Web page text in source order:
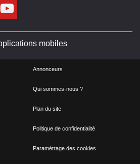
mobiles
Annonceurs
Qui sommes-nous ?
Plan du site
Politique de confidentialité
Paramétrage des cookies